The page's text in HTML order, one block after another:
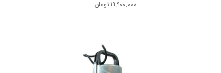
۱۹,۹۰۰,۰۰۰ تومان